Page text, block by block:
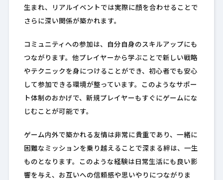
生まれ、リアルイベントでは実際に顔を合わせることで
さらに深い関係が築かれます。
コミュニティへの参加は、自分自身のスキルアップにも
つながります。他プレイヤーから学ぶことで新しい戦略
やテクニックを身につけることができ、初心者でも安心
して参加できる環境が整っています。このようなサポー
ト体制のおかげで、新規プレイヤーもすぐにゲームにな
じむことが可能です。
ゲーム内外で築かれる友情は非常に貴重であり、一緒に
困難なミッションを乗り越えることで深まる絆は、一生
ものとなります。このような経験は日常生活にも良い影
響を与え、お互いへの信頼感や思いやりにつながりま